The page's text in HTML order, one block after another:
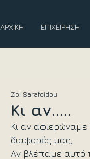
ΑΡΧΙΚΗ ΕΠΙΧΕΙΡΗΣΗ
Κι αν.....
Zoi Sarafeidou
Κι αν
διαφορές μας;
Αν βλέπαμε αυτό